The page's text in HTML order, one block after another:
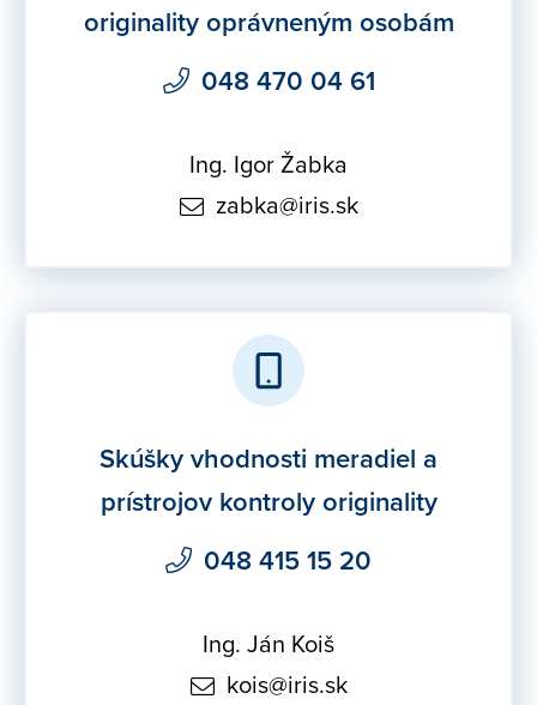
originality oprávneným osobám
048 470 04 61
Ing. Igor Žabka
zabka@iris.sk
Skúšky vhodnosti meradiel a
prístrojov kontroly originality
048 415 15 20
Ing. Ján Koiš
kois@iris.sk